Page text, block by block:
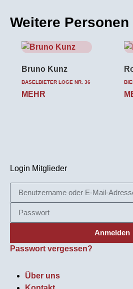
Weitere Personen
Bruno Kunz
BASELBIETER LOGE NR. 36
MEHR
Login Mitglieder
Anmelden
Passwort vergessen?
Über uns